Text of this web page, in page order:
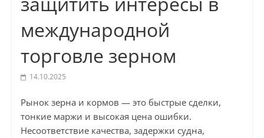
международной
торговле зерном
14.10.2025
Рынок зерна и кормов — это быстрые сделки,
тонкие маржи и высокая цена ошибки.
Несоответствие качества, задержки судна,